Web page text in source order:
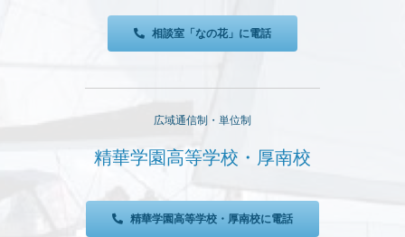
相談室「なの花」に電話
広域通信制・単位制
精華学園高等学校・厚南校
精華学園高等学校・厚南校に電話